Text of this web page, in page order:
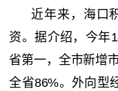
近年来，海口
资。据介绍，今年
省第一，全市新增
全省86%。外向型